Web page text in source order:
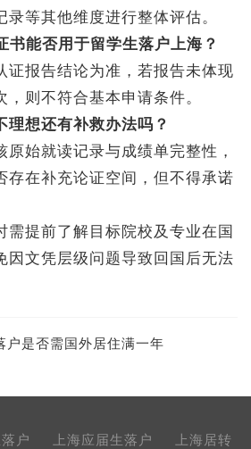
等其他维度进行整体评估。
能否用于留学生落户上海？
报告结论为准，若报告未体现
则不符合基本申请条件。
理想还有补救办法吗？
始就读记录与成绩单完整性，
存在补充论证空间，但不得承诺
提前了解目标院校及专业在国
因文凭层级问题导致回国后无法
户是否需国外居住满一年
户 上海应届生落户
上海居转